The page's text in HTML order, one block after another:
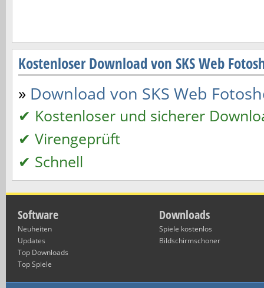
Kostenloser Download von SKS Web
» Download von SKS Web
✔ Kostenloser und sicherer
✔ Virengeprüft
✔ Schnell
Software
Neuheiten
Updates
Top Downloads
Top Spiele
Downloads
Spiele kostenlos
Bildschirmschoner